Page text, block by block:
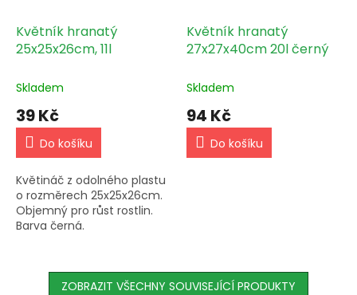
Květník hranatý
25x25x26cm, 11l
Skladem
39 Kč
Do košíku
Květináč z odolného plastu
o rozměrech 25x25x26cm.
Objemný pro růst rostlin.
Barva černá.
Květník hranatý
27x27x40cm 20l černý
Skladem
94 Kč
Do košíku
ZOBRAZIT VŠECHNY SOUVISEJÍCÍ PRODUKTY